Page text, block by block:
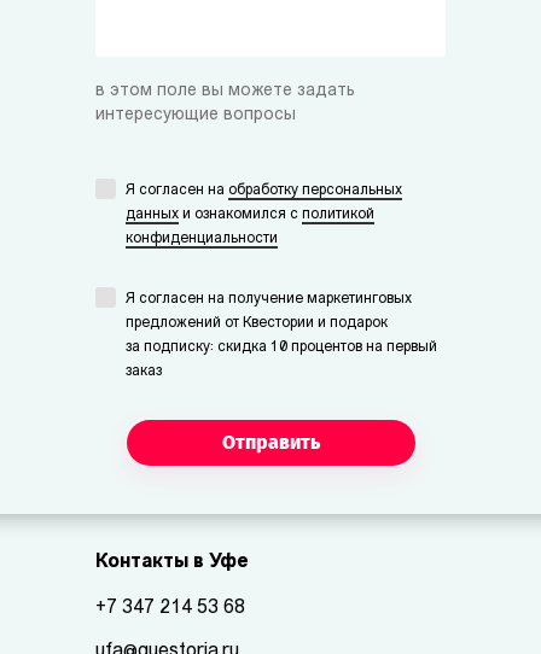
в этом поле вы можете задать
интересующие вопросы
Я согласен на обработку персональных
данных и ознакомился с политикой
конфиденциальности
Я согласен на получение маркетинговых
предложений от Квестории и подарок
за подписку: скидка 10 процентов на первый
заказ
Отправить
Контакты в Уфе
+7 347 214 53 68